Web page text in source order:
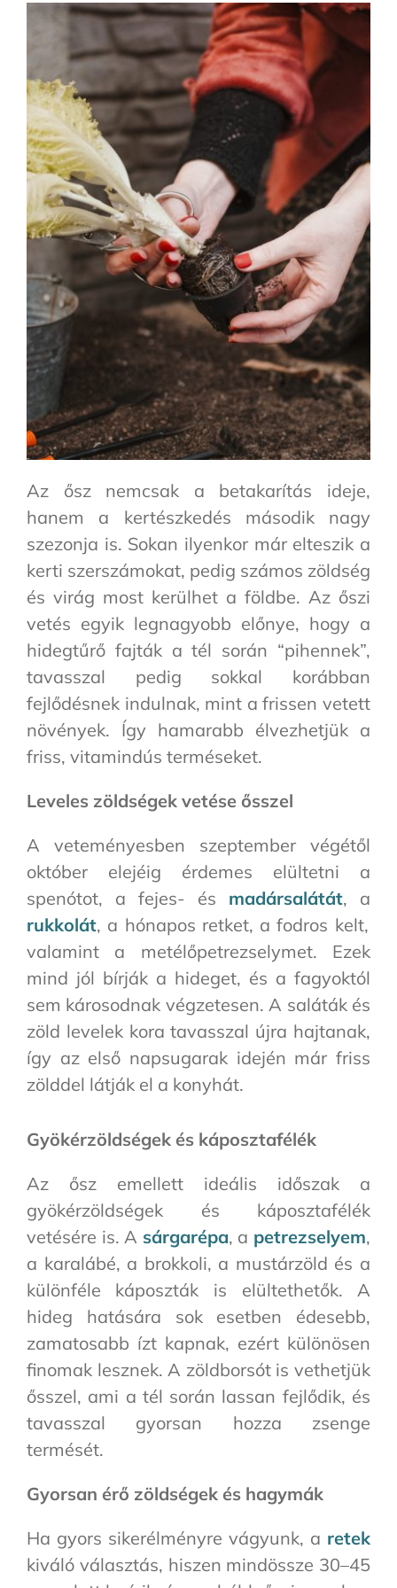
Az ősz nemcsak a betakarítás ideje,
hanem a kertészkedés második nagy
szezonja is. Sokan ilyenkor már elteszik a
kerti szerszámokat, pedig számos zöldség
és virág most kerülhet a földbe. Az őszi
vetés egyik legnagyobb előnye, hogy a
hidegtűrő fajták a tél során “pihennek”,
tavasszal pedig sokkal korábban
fejlődésnek indulnak, mint a frissen vetett
növények. Így hamarabb élvezhetjük a
friss, vitamindús terméseket.
Leveles zöldségek vetése ősszel
A veteményesben szeptember végétől
október elejéig érdemes elültetni a
spenótot, a fejes- és madársalátát, a
rukkolát, a hónapos retket, a fodros kelt,
valamint a metélőpetrezselymet. Ezek
mind jól bírják a hideget, és a fagyoktól
sem károsodnak végzetesen. A saláták és
zöld levelek kora tavasszal újra hajtanak,
így az első napsugarak idején már friss
zölddel látják el a konyhát.
Gyökérzöldségek és káposztafélék
Az ősz emellett ideális időszak a
gyökérzöldségek és káposztafélék
vetésére is. A sárgarépa, a petrezselyem,
a karalábé, a brokkoli, a mustárzöld és a
különféle káposzták is elültethetők. A
hideg hatására sok esetben édesebb,
zamatosabb ízt kapnak, ezért különösen
finomak lesznek. A zöldborsót is vethetjük
ősszel, ami a tél során lassan fejlődik, és
tavasszal gyorsan hozza zsenge
termését.
Gyorsan érő zöldségek és hagymák
Ha gyors sikerélményre vágyunk, a retek
kiváló választás, hiszen mindössze 30–45